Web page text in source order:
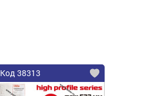
Код 38313